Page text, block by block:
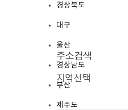
경상북도
대구
울산
경상남도
부산
제주도
주소검색
지역선택
고객지원